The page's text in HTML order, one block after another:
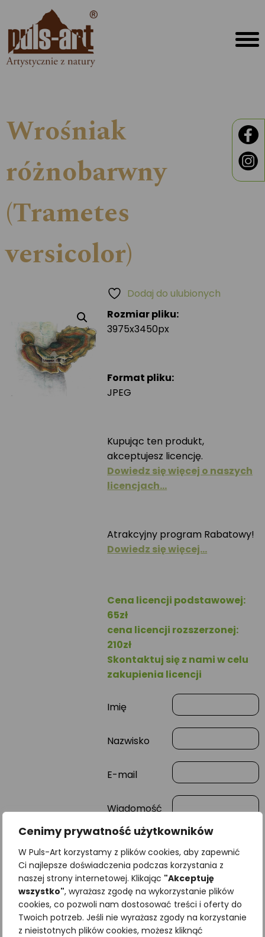
Cenimy prywatność użytkowników
W Puls-Art korzystamy z plików cookies, aby zapewnić
Ci najlepsze doświadczenia podczas korzystania z
naszej strony internetowej. Klikając "Akceptuję
wszystko", wyrażasz zgodę na wykorzystanie plików
cookies, co pozwoli nam dostosować treści i oferty do
Twoich potrzeb. Jeśli nie wyrażasz zgody na korzystanie
z nieistotnych plików cookies, możesz kliknąć
Wrośniak
różnobarwny
(Trametes
versicolor)
Rozmiar pliku:
3975x3450px
Format pliku:
JPEG
Kupując ten produkt,
akceptujesz licencję.
Dowiedz się więcej o naszych
licencjach…
Atrakcyjny program Rabatowy!
Dowiedz się więcej…
Cena licencji podstawowej:
65zł
cena licencji rozszerzonej:
210zł
Skontaktuj się z nami w celu
zakupienia licencji
Imię
Nazwisko
E-mail
Wiadomość
Dodaj do ulubionych